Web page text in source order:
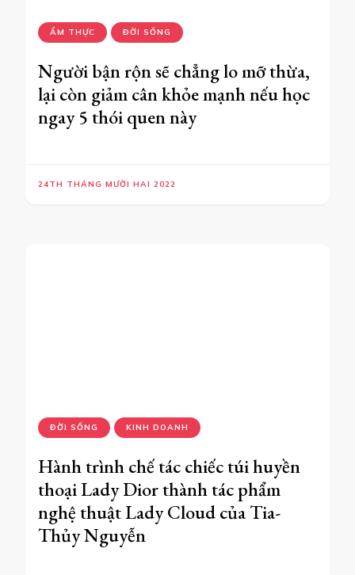
ẨM THỰC ĐỜI SỐNG
Người bận rộn sẽ chẳng lo mỡ thừa,
lại còn giảm cân khỏe mạnh nếu học
ngay 5 thói quen này
24TH THÁNG MƯỜI HAI 2022
ĐỜI SỐNG KINH DOANH
Hành trình chế tác chiếc túi huyền
thoại Lady Dior thành tác phẩm
nghệ thuật Lady Cloud của Tia-
Thủy Nguyễn